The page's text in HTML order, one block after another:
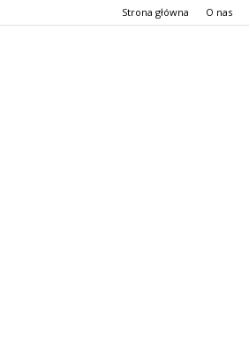
Strona główna O nas